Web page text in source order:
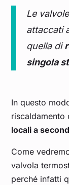
Le
attaccati
quella di
singola
In questo
riscaldamento
locali a
Come
valvola
perché infatti